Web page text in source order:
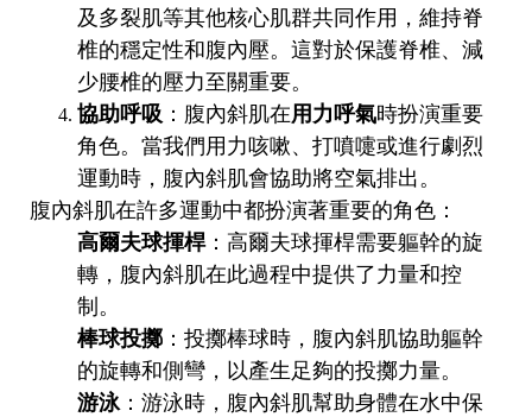
及多裂肌等其他核心肌群共同作用，維持脊
椎的穩定性和腹內壓。這對於保護脊椎、減
少腰椎的壓力至關重要。
協助呼吸 ：腹內斜肌在用力呼氣時扮演重要
角色。當我們用力咳嗽、打噴嚏或進行劇烈
運動時，腹內斜肌會協助將空氣排出。
腹內斜肌在許多運動中都扮演著重要的角色：
高爾夫球揮桿：高爾夫球揮桿需要軀幹的旋
轉，腹內斜肌在此過程中提供了力量和控
制。
棒球投擲 ：投擲棒球時，腹內斜肌協助軀幹
的旋轉和側彎，以產生足夠的投擲力量。
游泳：游泳時，腹內斜肌幫助身體在水中保